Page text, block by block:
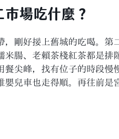
場吃什麼？
，剛好接上舊城的吃喝。第
米腸、老賴茶棧紅茶都是排
餐尖峰，找有位子的時段慢
嬰兒車也走得順。再往前是